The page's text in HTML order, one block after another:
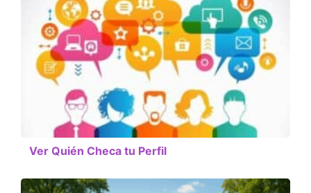
Ver Quién Checa tu Perfil